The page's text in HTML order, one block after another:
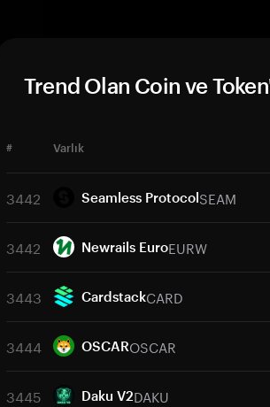
Trend Olan Coin ve
# Varlık
3442 Seamless ProtocolSEAM
3442 Newrails EuroEURW
3443 CardstackCARD
3444 OSCAROSCAR
3445 Daku V2DAKU